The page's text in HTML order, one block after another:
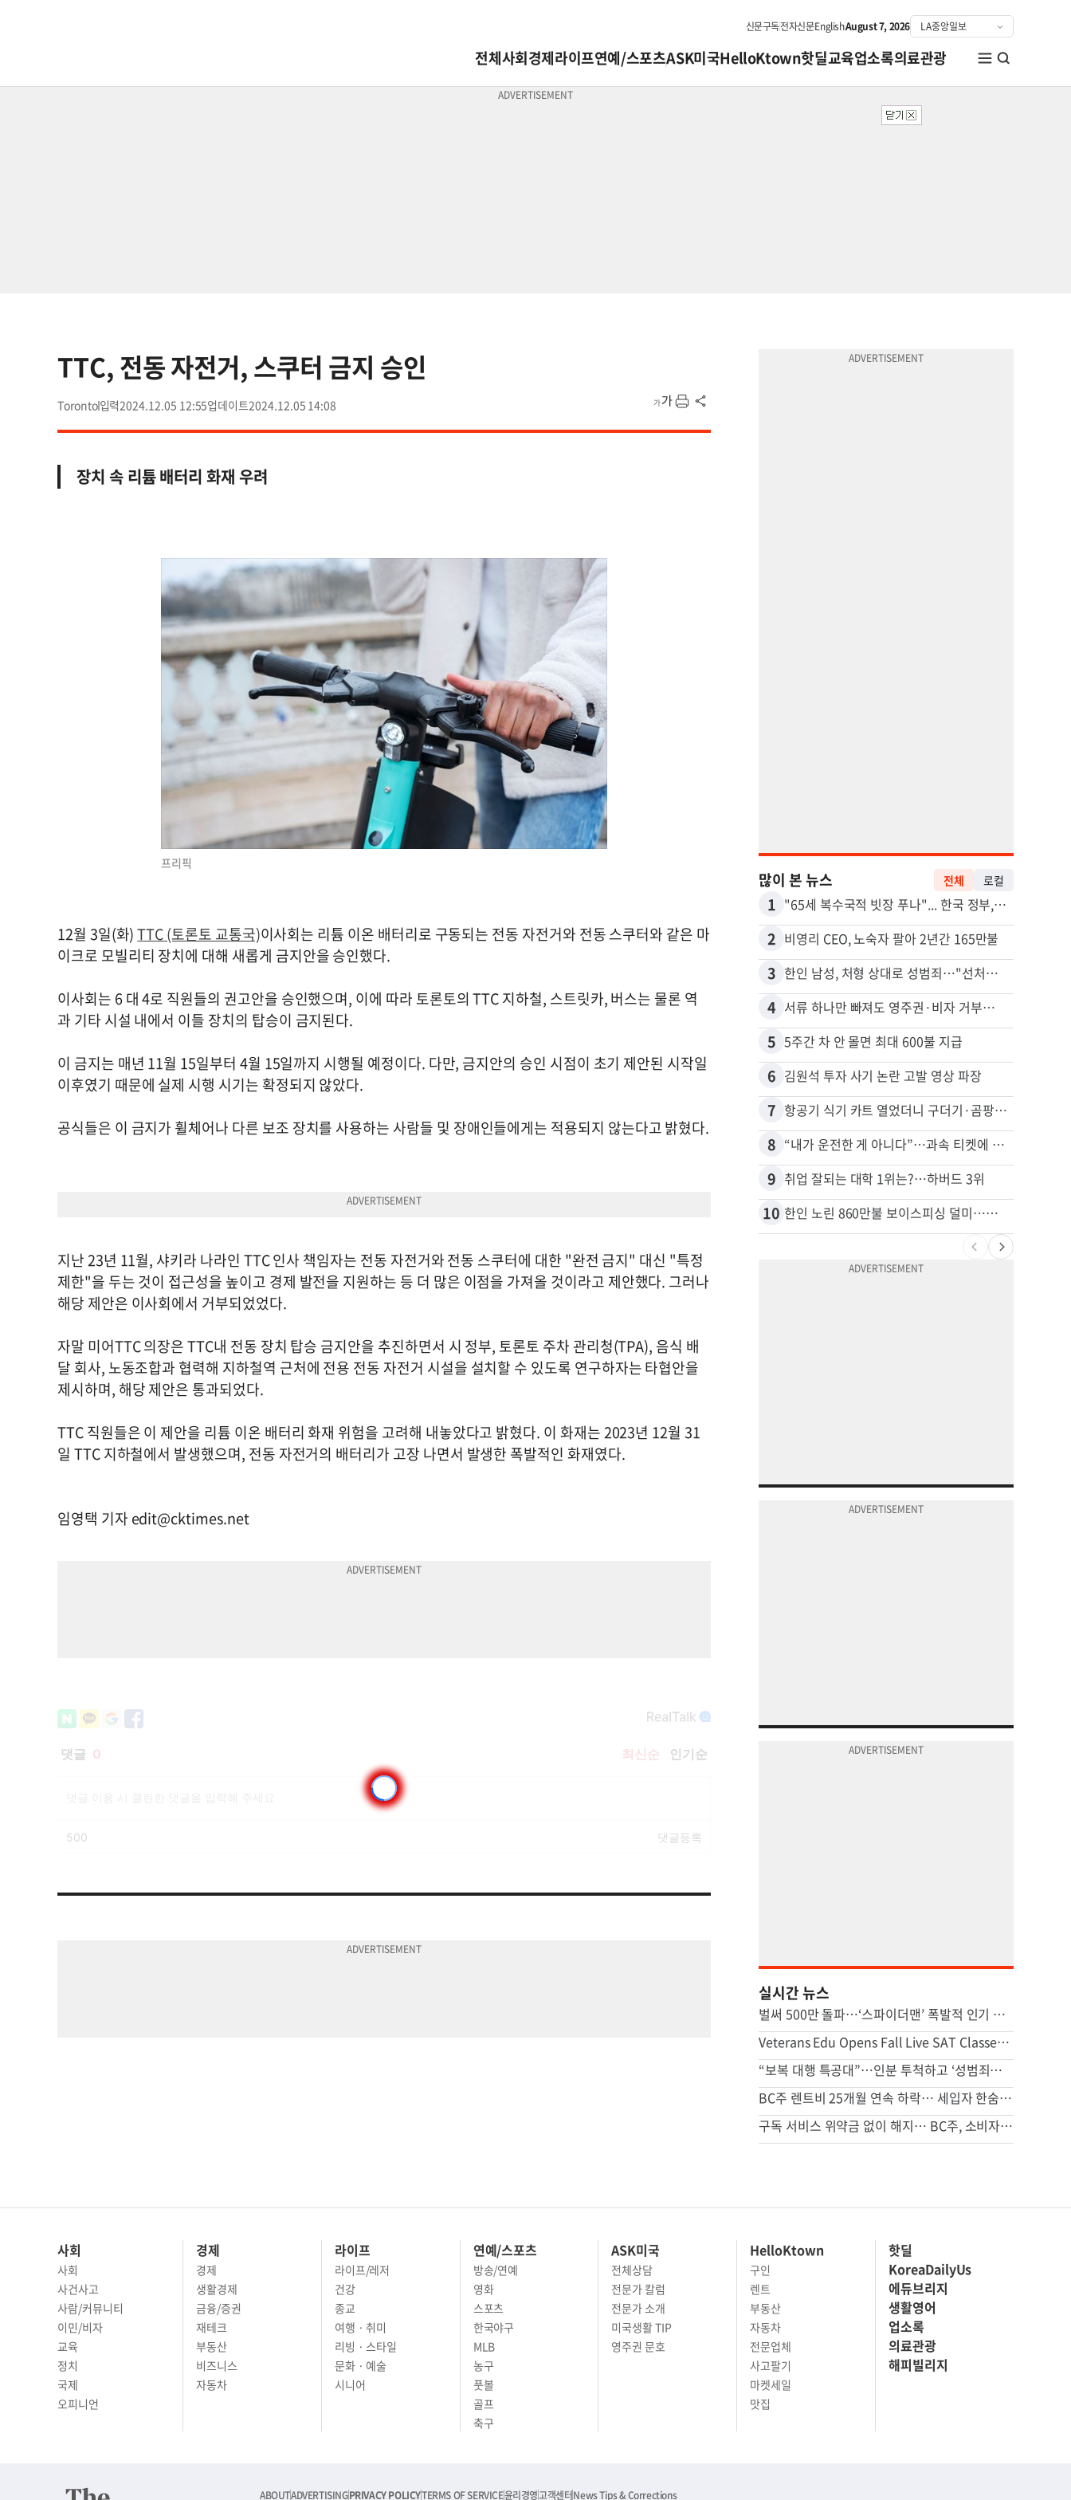
신문구독전자신문EnglishAugust 7, 2026
전체사회경제라이프연예/스포츠ASK미국HelloKtown핫딜교육업소록의료관광
TTC, 전동 자전거, 스쿠터 금지 승인
Toronto 2024.12.05 12:55 2024.12.05 14:08
장치 속 리튬 배터리 화재 우려
프리픽
12월 3일(화)TTC (토론토 교통국)이사회는 리튬 이온 배터리로 구동되는 전동 자전거와 전동 스쿠터와 같은 마
이크로 모빌리티 장치에 대해 새롭게 금지안을 승인했다.
이사회는 6 대 4로 직원들의 권고안을 승인했으며, 이에 따라 토론토의 TTC 지하철, 스트릿카, 버스는 물론 역
과 기타 시설 내에서 이들 장치의 탑승이 금지된다.
이 금지는 매년 11월 15일부터 4월 15일까지 시행될 예정이다. 다만, 금지안의 승인 시점이 초기 제안된 시작일
이후였기 때문에 실제 시행 시기는 확정되지 않았다.
공식들은 이 금지가 휠체어나 다른 보조 장치를 사용하는 사람들 및 장애인들에게는 적용되지 않는다고 밝혔다.
지난 23년 11월, 샤키라 나라인 TTC 인사 책임자는 전동 자전거와 전동 스쿠터에 대한 "완전 금지" 대신 "특정
제한"을 두는 것이 접근성을 높이고 경제 발전을 지원하는 등 더 많은 이점을 가져올 것이라고 제안했다. 그러나
해당 제안은 이사회에서 거부되었었다.
자말 미어TTC 의장은 TTC내 전동 장치 탑승 금지안을 추진하면서 시 정부, 토론토 주차 관리청(TPA), 음식 배
달 회사, 노동조합과 협력해 지하철역 근처에 전용 전동 자전거 시설을 설치할 수 있도록 연구하자는 타협안을
제시하며, 해당 제안은 통과되었다.
TTC 직원들은 이 제안을 리튬 이온 배터리 화재 위험을 고려해 내놓았다고 밝혔다. 이 화재는 2023년 12월 31
일 TTC 지하철에서 발생했으며, 전동 자전거의 배터리가 고장 나면서 발생한 폭발적인 화재였다.
임영택 기자 edit@cktimes.net
많이 본 뉴스 전체 로컬
1 "65세 복수국적 빗장 푸나"... 한국 정부, 연령 완화 전면 추진
2 비영리 CEO, 노숙자 팔아 2년간 165만불
3 한인 남성, 처형 상대로 성범죄…"선처해줬더니 배신자 취급"
4 서류 하나만 빠져도 영주권·비자 거부…심사관 재량권 대폭 확대
5 5주간 차 안 몰면 최대 600불 지급
6 김원석 투자 사기 논란 고발 영상 파장
7 항공기 식기 카트 열었더니 구더기·곰팡이…LAX 기내식 업체 논란
8 “내가 운전한 게 아니다”…과속 티켓에 오토파일럿 탓한 운전자
9 취업 잘되는 대학 1위는?…하버드 3위
10 한인 노린 860만불 보이스피싱 덜미…영사관·한국 검찰 사칭
실시간 뉴스
벌써 500만 돌파…‘스파이더맨’ 폭발적 인기 이유
Veterans Edu Opens Fall Live SAT Classes in U.S. Weekend Hours
“보복 대행 특공대”…인분 투척하고 ‘성범죄자’ 전단지 뿌린 20대 결국
BC주 렌트비 25개월 연속 하락… 세입자 한숨 돌리나
구독 서비스 위약금 없이 해지… BC주, 소비자 보호 조치 가동
사회
사회
사건사고
사람/커뮤니티
이민/비자
교육
정치
국제
경제
경제
생활경제
금융/증권
재테크
부동산
비즈니스
라이프
라이프/레저
건강
종교
여행 · 취미
리빙 · 스타일
문화 · 예술
연예/스포츠
방송/연예
영화
스포츠
한국야구
MLB
농구
풋볼
골프
ASK미국
전체상담
전문가 칼럼
전문가 소개
미국생활 TIP
HelloKtown
구인
렌트
부동산
자동차
전문업체
사고팔기
마켓세일
핫딜
KoreaDailyUs
에듀브리지
생활영어
업소록
의료관광